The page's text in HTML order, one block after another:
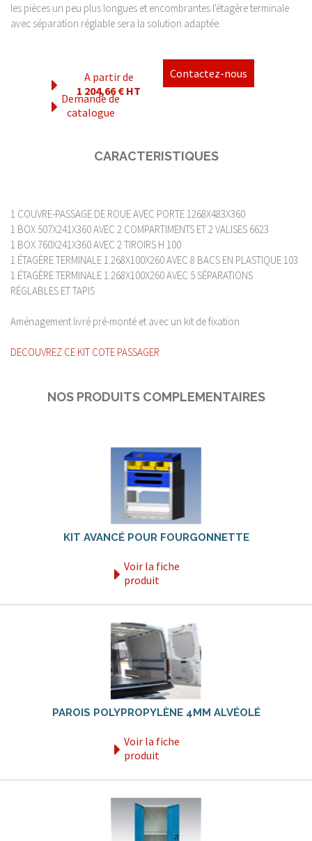
les pièces un peu plus longues et encombrantes l'étagère terminale
avec séparation réglable sera la solution adaptée.
A partir de
1 204,66 € HT
Demande de
catalogue
Contactez-nous
CARACTERISTIQUES
1 COUVRE-PASSAGE DE ROUE AVEC PORTE 1268X483X360
1 BOX 507X241X360 AVEC 2 COMPARTIMENTS ET 2 VALISES 6623
1 BOX 760X241X360 AVEC 2 TIROIRS H 100
1 ÉTAGÈRE TERMINALE 1.268X100X260 AVEC 8 BACS EN PLASTIQUE 103
1 ÉTAGÈRE TERMINALE 1.268X100X260 AVEC 5 SÉPARATIONS
RÉGLABLES ET TAPIS
Aménagement livré pré-monté et avec un kit de fixation
DECOUVREZ CE KIT COTE PASSAGER
NOS PRODUITS COMPLEMENTAIRES
KIT AVANCÉ POUR FOURGONNETTE
Voir la fiche
produit
PAROIS POLYPROPYLÈNE 4MM ALVÉOLÉ
Voir la fiche
produit